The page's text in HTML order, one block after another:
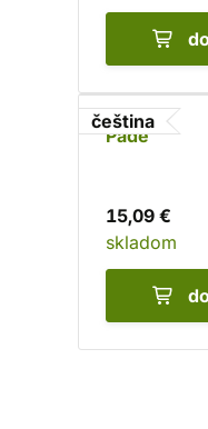
čeština
Pade
15,09 €
skladom